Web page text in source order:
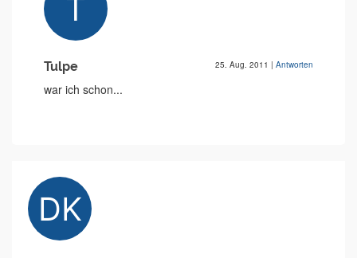
Tulpe 25. Aug. 2011 | Antworten
war ich schon...